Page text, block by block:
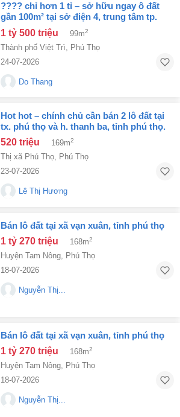
???? chỉ hơn 1 tỉ – sở hữu ngay ô đất
gần 100m² tại sở điện 4, trung tâm tp.
việt trì! ???? . lh 0768194968
1 tỷ 500 triệu 99m2
Thành phố Việt Trì, Phú Thọ
24-07-2026
Do Thang
hot hot – chính chủ cần bán 2 lô đất tại
tx. phú thọ và h. thanh ba, tỉnh phú thọ.
520 triệu 169m2
Thị xã Phú Thọ Phú Thọ
23-07-2026
Lê Thị Hương
bán lô đất tại xã vạn xuân, tỉnh phú thọ
1 tỷ 270 triệu 168m2
Huyện Tam Nông Phú Thọ
18-07-2026
Nguyễn Thị...
bán lô đất tại xã vạn xuân, tỉnh phú thọ
1 tỷ 270 triệu 168m2
Huyện Tam Nông Phú Thọ
18-07-2026
Nguyễn Thị...